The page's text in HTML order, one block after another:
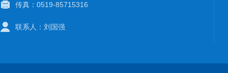
传真：0519-85715316
联系人：刘国强